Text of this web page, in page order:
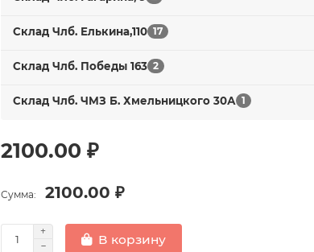
Склад Члб. Елькина,110 17
Склад Члб. Победы 163 2
Склад Члб. ЧМЗ Б. Хмельницкого 30А 1
2100.00 ₽
Сумма: 2100.00 ₽
В корзину